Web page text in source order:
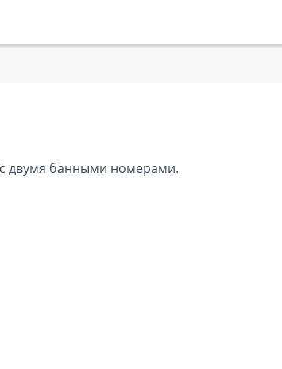
двумя банными номерами.